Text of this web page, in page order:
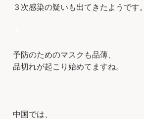
３次感染の疑いも出てきたようです。
予防のためのマスクも品薄、
品切れが起こり始めてますね。
中国では、